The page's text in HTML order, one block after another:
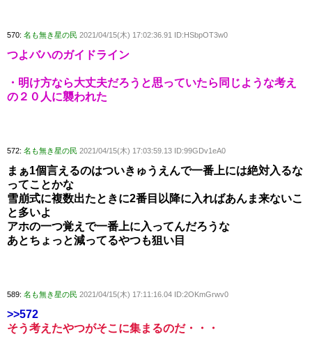
570: 名も無き星の民 2021/04/15(木) 17:02:36.91 ID:HSbpOT3w0
つよバハのガイドライン
・明け方なら大丈夫だろうと思っていたら同じような考え
の２０人に襲われた
572: 名も無き星の民 2021/04/15(木) 17:03:59.13 ID:99GDv1eA0
まぁ1個言えるのはついきゅうえんで一番上には絶対入るな
ってことかな
雪崩式に複数出たときに2番目以降に入ればあんま来ないこ
と多いよ
アホの一つ覚えで一番上に入ってんだろうな
あとちょっと減ってるやつも狙い目
589: 名も無き星の民 2021/04/15(木) 17:11:16.04 ID:2OKmGrwv0
>>572
そう考えたやつがそこに集まるのだ・・・